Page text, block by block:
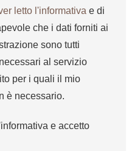
letto l'informativa e di
che i dati forniti ai
sono tutti
al servizio
per i quali il mio
è necessario.
e accetto